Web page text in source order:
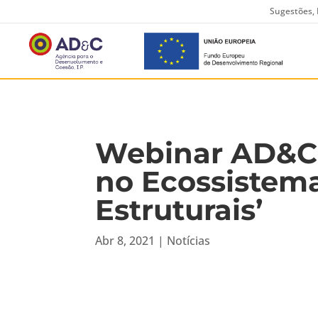
Sugestões,
Webinar
no
Estruturais’
Abr 8, 2021 | Notícias